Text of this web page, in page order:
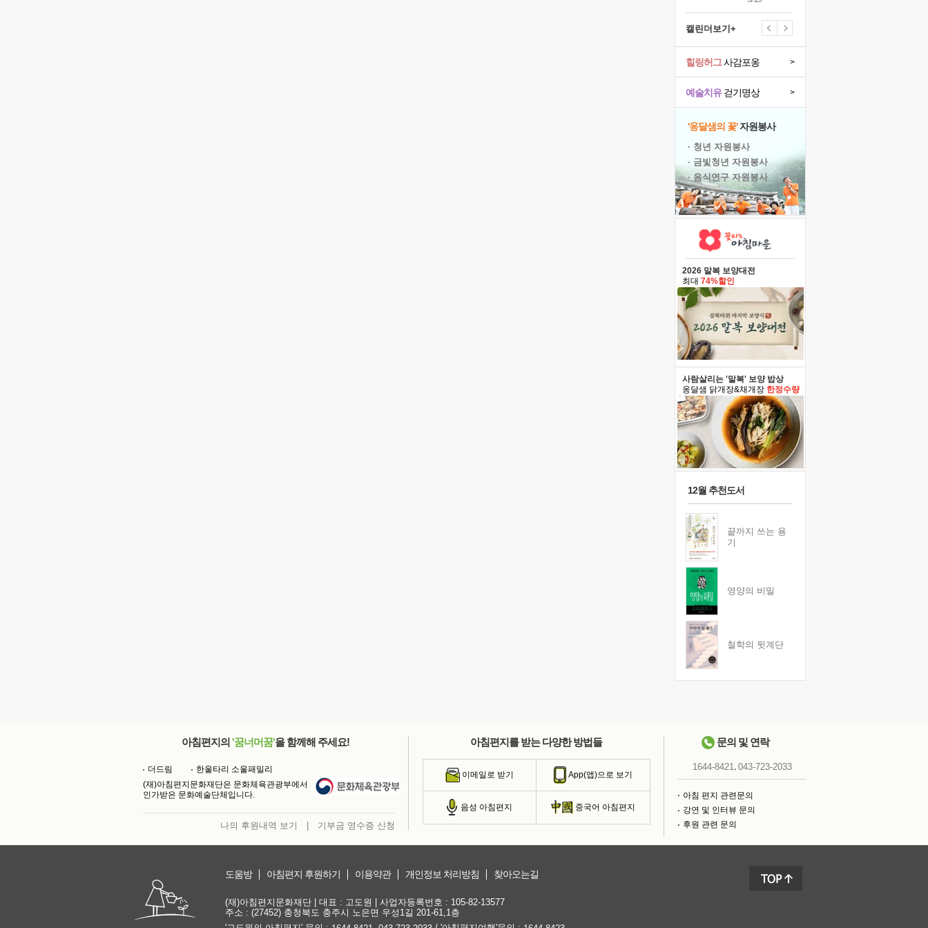
캘린더보기+
예술치유걷기명상 >
힐링허그사감포옹 >
'옹달샘의 꽃'자원봉사
· 청년 자원봉사
· 금빛청년 자원봉사
· 음식연구 자원봉사
2026 말복 보양대전
최대 74%할인
사람살리는 '말복' 보양 밥상
옹달샘 닭개장&채개장 한정수량
12월 추천도서
끝까지 쓰는 용
기
영양의 비밀
철학의 뒷계단
아침편지의 '꿈너머꿈'을 함께해 주세요!
더드림
한울타리 소울패밀리
(재)아침편지문화재단은 문화체육관광부에서
인가받은 문화예술단체입니다.
나의 후원내역 보기 기부금 영수증 신청
아침편지를 받는 다양한 방법들
이메일로 받기 App(앱)으로 보기
음성 아침편지 중국어 아침편지
문의 및 연락
1644-8421, 043-723-2033
아침 편지 관련문의
강연 및 인터뷰 문의
후원 관련 문의
도움방 아침편지 후원하기 이용약관 개인정보 처리방침 찾아오는길
(재)아침편지문화재단 | 대표 : 고도원 | 사업자등록번호 : 105-82-13577
주소 : (27452) 충청북도 충주시 노은면 우성1길 201-61,1층